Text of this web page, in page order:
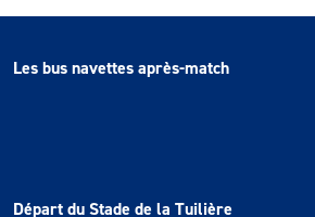
Les bus navettes après-match
Départ du Stade de la Tuilière